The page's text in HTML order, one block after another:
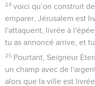
24 voici qu’on construit
emparer, Jérusalem est
l'attaquent, livrée à
tu as annoncé arrive, et
25 Pourtant, Seigneur
un champ avec de
alors que la ville est